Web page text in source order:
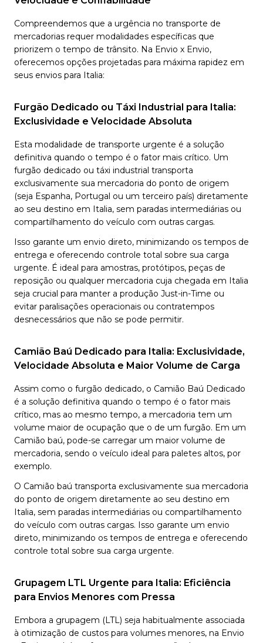
Compreendemos que a urgência no transporte de
mercadorias requer modalidades específicas que
priorizem o tempo de trânsito. Na Envio x Envio,
oferecemos opções projetadas para máxima rapidez em
seus envios para Italia:
Furgão Dedicado ou Táxi Industrial para Italia:
Exclusividade e Velocidade Absoluta
Esta modalidade de transporte urgente é a solução
definitiva quando o tempo é o fator mais crítico. Um
furgão dedicado ou táxi industrial transporta
exclusivamente sua mercadoria do ponto de origem
(seja Espanha, Portugal ou um terceiro país) diretamente
ao seu destino em Italia, sem paradas intermediárias ou
compartilhamento do veículo com outras cargas.
Isso garante um envio direto, minimizando os tempos de
entrega e oferecendo controle total sobre sua carga
urgente. É ideal para amostras, protótipos, peças de
reposição ou qualquer mercadoria cuja chegada em Italia
seja crucial para manter a produção Just-in-Time ou
evitar paralisações operacionais ou contratempos
desnecessários que não se pode permitir.
Camião Baú Dedicado para Italia: Exclusividade,
Velocidade Absoluta e Maior Volume de Carga
Assim como o furgão dedicado, o Camião Baú Dedicado
é a solução definitiva quando o tempo é o fator mais
crítico, mas ao mesmo tempo, a mercadoria tem um
volume maior de ocupação que o de um furgão. Em um
Camião baú, pode-se carregar um maior volume de
mercadoria, sendo o veículo ideal para paletes altos, por
exemplo.
O Camião baú transporta exclusivamente sua mercadoria
do ponto de origem diretamente ao seu destino em
Italia, sem paradas intermediárias ou compartilhamento
do veículo com outras cargas. Isso garante um envio
direto, minimizando os tempos de entrega e oferecendo
controle total sobre sua carga urgente.
Grupagem LTL Urgente para Italia: Eficiência
para Envios Menores com Pressa
Embora a grupagem (LTL) seja habitualmente associada
à otimização de custos para volumes menores, na Envio